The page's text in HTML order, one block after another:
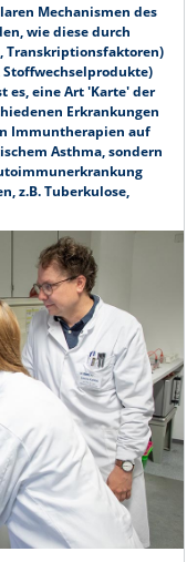
Mechanismen des
wie diese durch
Transkriptionsfaktoren)
es, eine Art 'Karte' der
Erkrankungen
Immuntherapien auf
Asthma, sondern
z.B. Tuberkulose,